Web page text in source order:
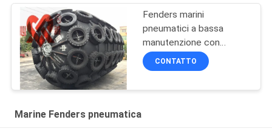
Fenders marini
pneumatici a bassa
manutenzione con
elevata durata in nero
CONTATTO
Marine Fenders pneumatica